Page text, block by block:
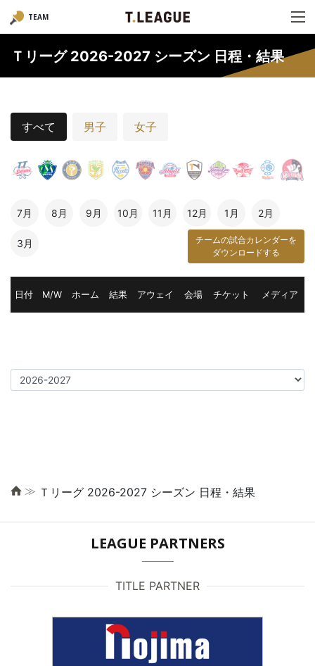
TEAM
Ｔリーグ 2026-2027 シーズン 日程・結果
すべて 男子 女子
7月 8月 9月 10月 11月 12月 1月 2月
3月
チームの試合カレンダーを
ダウンロードする
日付 M/W ホーム 結果 アウェイ 会場 チケット メディア
≫ Ｔリーグ 2026-2027 シーズン 日程・結果
LEAGUE PARTNERS
TITLE PARTNER